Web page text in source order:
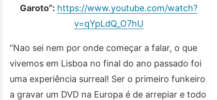
Garoto”: https://www.youtube.com/watch?
v=qYpLdQ_O7hU
“Nao sei nem por onde começar a falar, o que
vivemos em Lisboa no final do ano passado foi
uma experiência surreal! Ser o primeiro funkeiro
a gravar um DVD na Europa é de arrepiar e todo